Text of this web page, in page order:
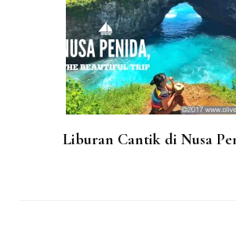
Liburan Cantik di Nusa